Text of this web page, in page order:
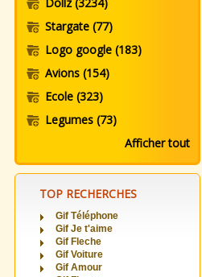
Stargate (77)
Logo google (183)
Avions (154)
Ecole (323)
Legumes (73)
Afficher tout
TOP RECHERCHES
Gif Téléphone
Gif Je t'aime
Gif Fleche
Gif Voiture
Gif Amour